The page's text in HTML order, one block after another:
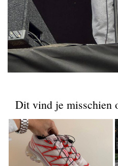
Dit vind je misschien